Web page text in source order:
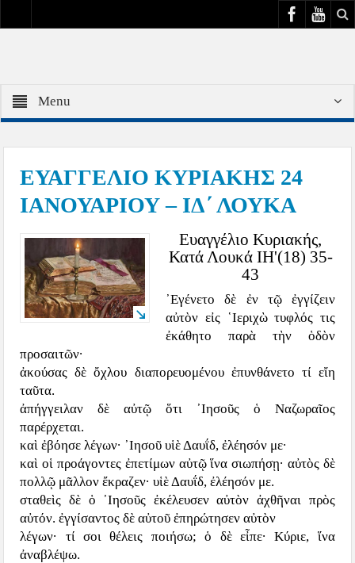
Menu
ΕΥΑΓΓΕΛΙΟ ΚΥΡΙΑΚΗΣ 24
ΙΑΝΟΥΑΡΙΟΥ – ΙΔ΄ ΛΟΥΚΑ
Ευαγγέλιο Κυριακής,
Κατά Λουκά ΙΗ'(18) 35-
43
᾿Εγένετο δὲ ἐν τῷ ἐγγίζειν
αὐτὸν εἰς ῾Ιεριχὼ τυφλός τις
ἐκάθητο παρὰ τὴν ὁδὸν
προσαιτῶν·
ἀκούσας δὲ ὄχλου διαπορευομένου ἐπυνθάνετο τί εἴη
ταῦτα.
ἀπήγγειλαν δὲ αὐτῷ ὅτι ᾿Ιησοῦς ὁ Ναζωραῖος
παρέρχεται.
καὶ ἐβόησε λέγων· ᾿Ιησοῦ υἱὲ Δαυΐδ, ἐλέησόν με·
καὶ οἱ προάγοντες ἐπετίμων αὐτῷ ἵνα σιωπήσῃ· αὐτὸς δὲ
πολλῷ μᾶλλον ἔκραζεν· υἱὲ Δαυΐδ, ἐλέησόν με.
σταθεὶς δὲ ὁ ᾿Ιησοῦς ἐκέλευσεν αὐτὸν ἀχθῆναι πρὸς
αὐτόν. ἐγγίσαντος δὲ αὐτοῦ ἐπηρώτησεν αὐτὸν
λέγων· τί σοι θέλεις ποιήσω; ὁ δὲ εἶπε· Κύριε, ἵνα
ἀναβλέψω.